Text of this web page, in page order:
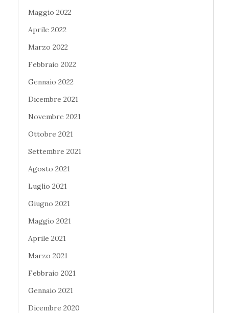
Maggio 2022
Aprile 2022
Marzo 2022
Febbraio 2022
Gennaio 2022
Dicembre 2021
Novembre 2021
Ottobre 2021
Settembre 2021
Agosto 2021
Luglio 2021
Giugno 2021
Maggio 2021
Aprile 2021
Marzo 2021
Febbraio 2021
Gennaio 2021
Dicembre 2020